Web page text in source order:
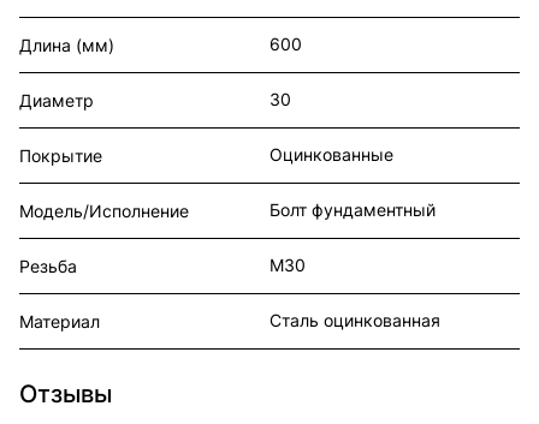
Длина (мм) 600
Диаметр 30
Покрытие Оцинкованные
Модель/Исполнение Болт фундаментный
Резьба М30
Материал Сталь оцинкованная
Отзывы